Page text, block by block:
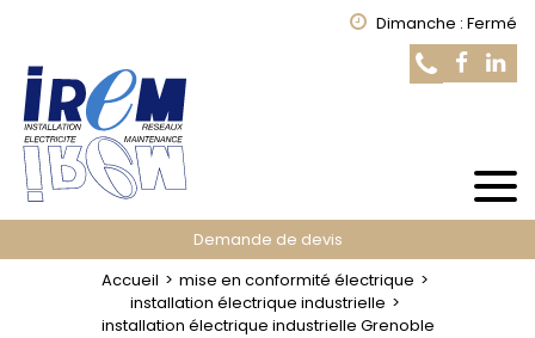
Dimanche : Fermé
Demande de devis
Accueil
mise en conformité électrique
installation électrique industrielle
installation électrique industrielle Grenoble